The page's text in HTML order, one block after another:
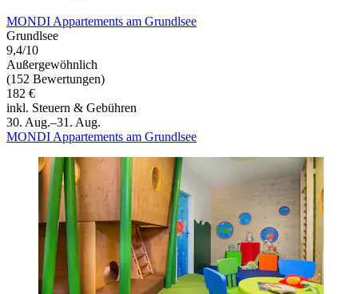
MONDI Appartements am Grundlsee
Grundlsee
9,4/10
Außergewöhnlich
(152 Bewertungen)
182 €
inkl. Steuern & Gebühren
30. Aug.–31. Aug.
MONDI Appartements am Grundlsee